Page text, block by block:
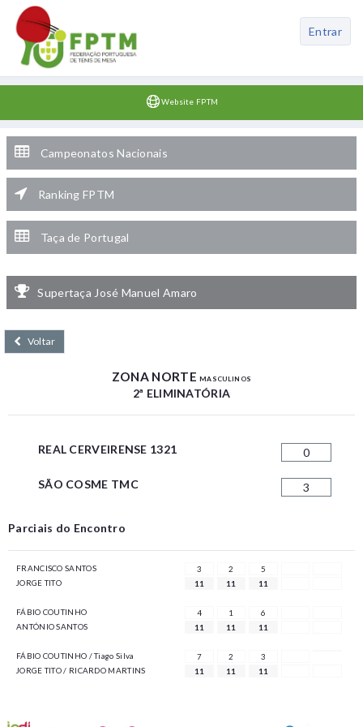
Website FPTM
Entrar
Campeonatos Nacionais
Ranking FPTM
Taça de Portugal
Supertaça José Manuel Amaro
Voltar
ZONA NORTEMASCULINOS
2ª ELIMINATÓRIA
REAL CERVEIRENSE 1321 0
SÃO COSME TMC 3
Parciais do Encontro
FRANCISCO SANTOS 3 2
5
JORGE TITO
11 11 11
FÁBIO COUTINHO 4 1
6
ANTÓNIO SANTOS
11 11 11
FÁBIO COUTINHO / Tiago Silva 7 2
3
JORGE TITO / RICARDO MARTINS
11 11 11